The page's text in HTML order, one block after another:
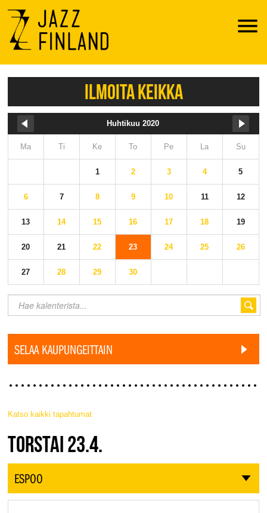
Menu
ILMOITA KEIKKA
Huhtikuu 2020
Ma Ti Ke To Pe La Su
1 2 3 4 5
6 7 8 9 10 11 12
13 14 15 16 17 18 19
20 21 22 23 24 25 26
27 28 29 30
SELAA KAUPUNGEITTAIN
Katso kaikki tapahtumat
JAZZ FINLAND LIVE
TORSTAI 23.4.
ESPOO